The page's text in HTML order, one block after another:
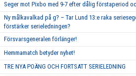
Seger mot Pixbo med 9-7 efter dålig förstaperiod
Ny målkavalkad på g? – Tar Lund 13:e raka
förstärker serieledningen?
Försvarsgeneralen förlänger!
Hemmamatch betyder nyhet!
TRE NYA POÄNG OCH FORTSATT SERIELEDNING